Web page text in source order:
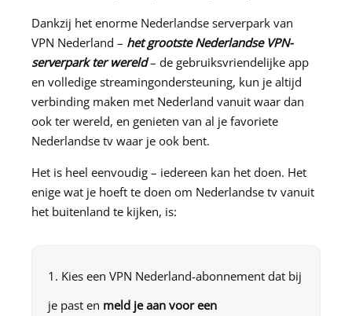
Dankzij het enorme Nederlandse serverpark van
VPN Nederland – het grootste Nederlandse VPN-
serverpark ter wereld– de gebruiksvriendelijke app
en volledige streamingondersteuning, kun je altijd
verbinding maken met Nederland vanuit waar dan
ook ter wereld, en genieten van al je favoriete
Nederlandse tv waar je ook bent.
Het is heel eenvoudig – iedereen kan het doen. Het
enige wat je hoeft te doen om Nederlandse tv vanuit
het buitenland te kijken, is:
Kies een VPN Nederland-abonnement dat bij
je past en meld je aan voor een